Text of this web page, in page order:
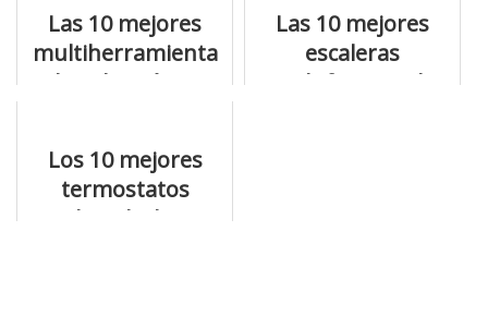
Las 10 mejores
multiherramienta
bosch y cómo
Las 10 mejores
escaleras
multifuncion de
Los 10 mejores
termostatos
digital a los